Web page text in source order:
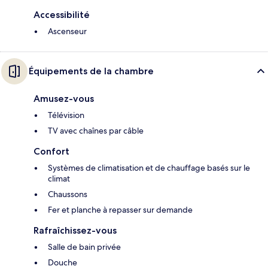
Accessibilité
Ascenseur
Équipements de la chambre
Amusez-vous
Télévision
TV avec chaînes par câble
Confort
Systèmes de climatisation et de chauffage basés sur le
climat
Chaussons
Fer et planche à repasser sur demande
Rafraîchissez-vous
Salle de bain privée
Douche